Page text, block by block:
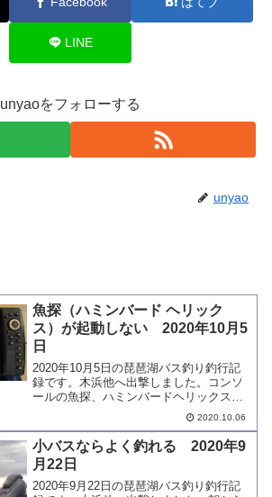
LINE
unyaoをフォローする
unyao
魚探（ハミンバード ヘリック
ス）が起動しない 2020年10月5
日
2020年10月5日の琵琶湖バス釣り釣行記
録です。木浜他へ出撃しました。コンソ
ールの魚探、ハミンバードヘリックスが
起動しなくなりました。前から一部機能
に不具合があり、修理の相談をしている
ところです。オフショアエリアの移動が
大変です。
2020.10.06
小バスならよく釣れる 2020年9
月22日
2020年9月22日の琵琶湖バス釣り釣行記